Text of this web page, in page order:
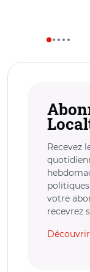
Recevez
votre
recevrez